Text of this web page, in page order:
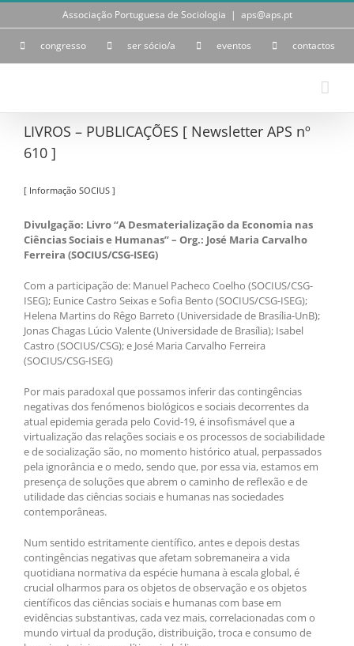
Skip
Associação Portuguesa de Sociologia | aps@aps.pt
congresso ser sócio/a eventos contactos
LIVROS – PUBLICAÇÕES [ Newsletter APS nº
610 ]
[ Informação SOCIUS ]
Divulgação: Livro “A Desmaterialização da Economia nas
Ciências Sociais e Humanas” – Org.: José Maria Carvalho
Ferreira (SOCIUS/CSG-ISEG)
Com a participação de: Manuel Pacheco Coelho (SOCIUS/CSG-
ISEG); Eunice Castro Seixas e Sofia Bento (SOCIUS/CSG-ISEG);
Helena Martins do Rêgo Barreto (Universidade de Brasília-UnB);
Jonas Chagas Lúcio Valente (Universidade de Brasília); Isabel
Castro (SOCIUS/CSG); e José Maria Carvalho Ferreira
(SOCIUS/CSG-ISEG)
Por mais paradoxal que possamos inferir das contingências
negativas dos fenómenos biológicos e sociais decorrentes da
atual epidemia gerada pelo Covid-19, é insofismável que a
virtualização das relações sociais e os processos de sociabilidade
e de socialização são, no momento histórico atual, perpassados
pela ignorância e o medo, sendo que, por essa via, estamos em
presença de soluções que abrem o caminho de reflexão e de
utilidade das ciências sociais e humanas nas sociedades
contemporâneas.
Num sentido estritamente científico, antes e depois destas
contingências negativas que afetam sobremaneira a vida
quotidiana normativa da espécie humana à escala global, é
crucial olharmos para os objetos de observação e os objetos
científicos das ciências sociais e humanas com base em
evidências substantivas, cada vez mais, correlacionadas com o
mundo virtual da produção, distribuição, troca e consumo de